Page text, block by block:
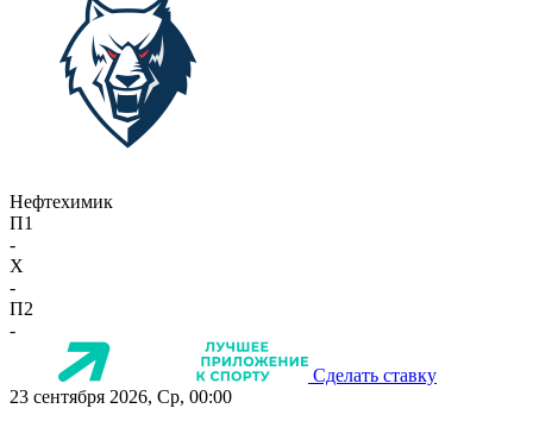
Нефтехимик
П1
-
X
-
П2
-
Сделать ставку
23 сентября 2026, Ср, 00:00